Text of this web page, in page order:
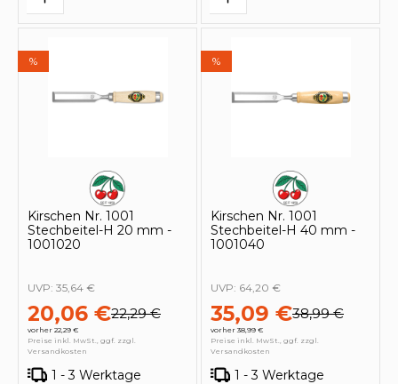
%
Kirschen Nr. 1001
Stechbeitel-H 20 mm -
1001020
20,06 €22,29 €
vorher 22,29 €
UVP: 35,64 €
Preise inkl. MwSt., ggf. zzgl.
Versandkosten
1 - 3 Werktage
%
Kirschen Nr. 1001
Stechbeitel-H 40 mm -
1001040
35,09 €38,99 €
vorher 38,99 €
UVP: 64,20 €
Preise inkl. MwSt., ggf. zzgl.
Versandkosten
1 - 3 Werktage